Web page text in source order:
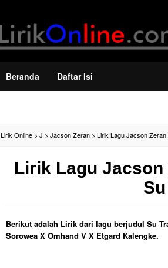
Beranda Daftar Isi
Lirik Online > J > Jacson Zeran > Lirik Lagu Jacson
Lirik Lagu Jacson
Berikut adalah Lirik dari lagu berjudul Su
Sorowea X Omhand V X Etgard Kalengke.